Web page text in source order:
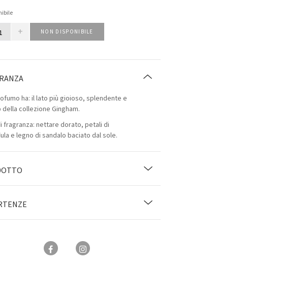
+ NON DISPONIBILE
ha: il lato più gioioso, splendente e
collezione Gingham.
fragranza: nettare dorato, petali di
e legno di sandalo baciato dal sole.